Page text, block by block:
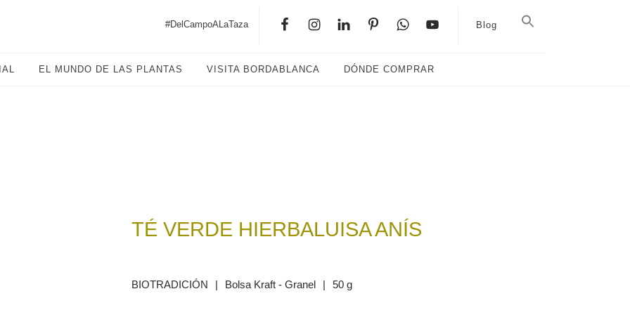
Blog
#DelCampoALaTaza
EL MUNDO DE LAS PLANTAS VISITA BORDABLANCA DÓNDE COMPRAR
TÉ VERDE HIERBALUISA ANÍS
BIOTRADICIÓN | Bolsa Kraft - Granel | 50 g